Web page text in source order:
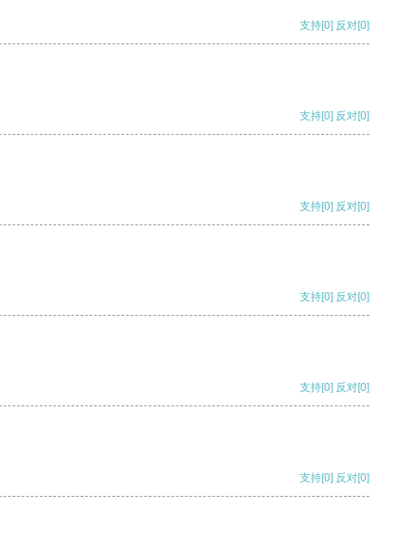
支持[0] 反对[0]
支持[0] 反对[0]
支持[0] 反对[0]
支持[0] 反对[0]
支持[0] 反对[0]
支持[0] 反对[0]